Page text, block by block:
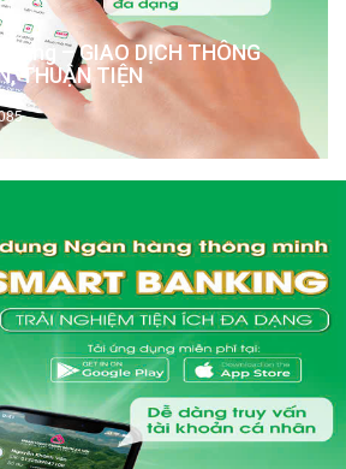
– GIAO DỊCH THÔNG
THUẬN TIỆN